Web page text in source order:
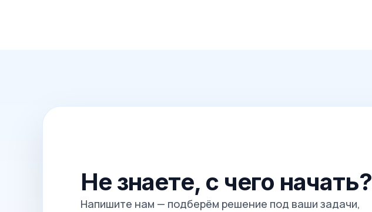
Не знаете, с чего начать?
Напишите нам — подберём решение под ваши задачи,